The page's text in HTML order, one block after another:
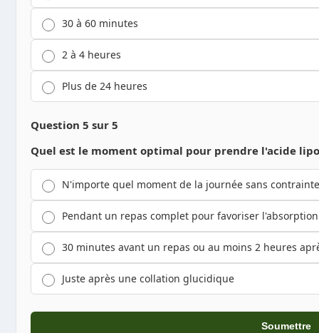
30 à 60 minutes
2 à 4 heures
Plus de 24 heures
Question 5 sur 5
Quel est le moment optimal pour prendre l'acide
N'importe quel moment de la journée sans contrainte
Pendant un repas complet pour favoriser l'absorption
30 minutes avant un repas ou au moins 2 heures
Juste après une collation glucidique
Soumettre